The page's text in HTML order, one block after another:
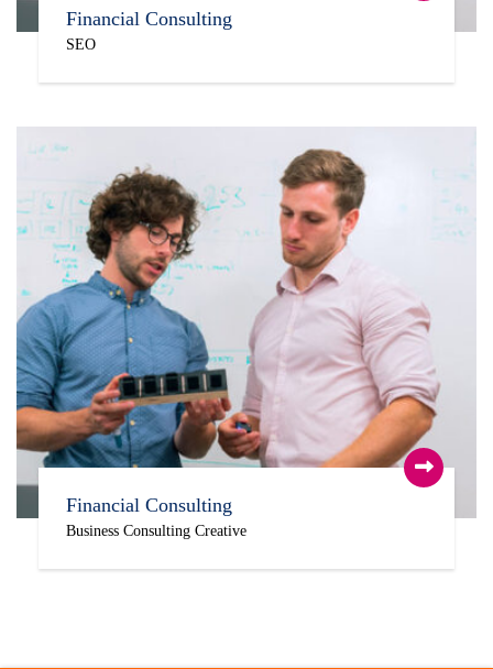
Financial Consulting
SEO
Financial Consulting
Business Consulting Creative